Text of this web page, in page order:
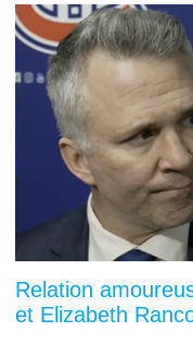
Relation
et Elizabeth